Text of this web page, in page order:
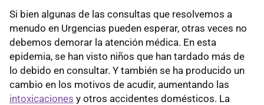
Si bien algunas de las consultas que resolvemos a
menudo en Urgencias pueden esperar, otras veces no
debemos demorar la atención médica. En esta
epidemia, se han visto niños que han tardado más de
lo debido en consultar. Y también se ha producido un
cambio en los motivos de acudir, aumentando las
intoxicaciones y otros accidentes domésticos. La